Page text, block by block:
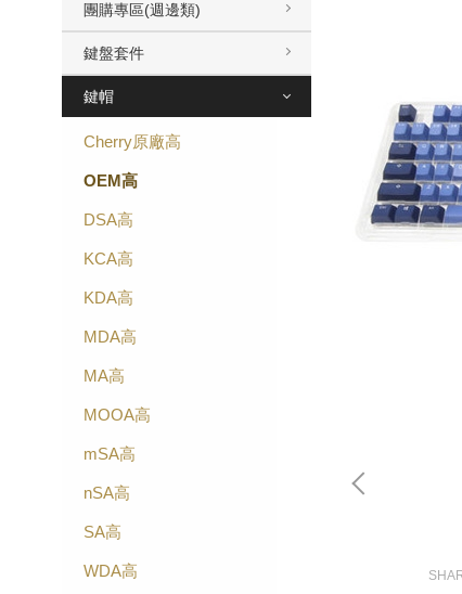
團購專區(週邊類)
鍵盤套件
鍵帽
Cherry原廠高
OEM高
DSA高
KCA高
KDA高
MDA高
MA高
MOOA高
mSA高
nSA高
SA高
WDA高